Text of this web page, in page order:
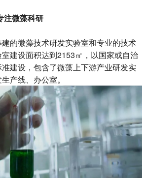
注微藻科研
的微藻技术研发实验室和专业的技术
建设面积达到2153㎡，以国家或自治
建设，包含了微藻上下游产业研发实
产线、办公室。